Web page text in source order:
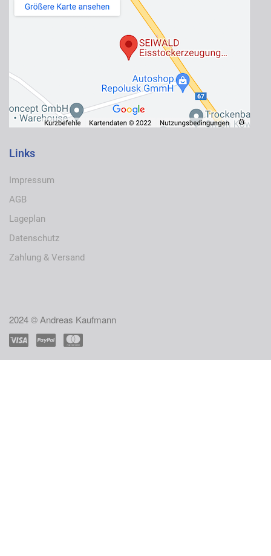
Links
Impressum
AGB
Lageplan
Datenschutz
Zahlung & Versand
2024 © Andreas Kaufmann